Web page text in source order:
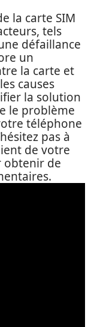
la carte SIM
tels
défaillance
un
la carte et
causes
la solution
le problème
téléphone
pas à
de votre
obtenir de